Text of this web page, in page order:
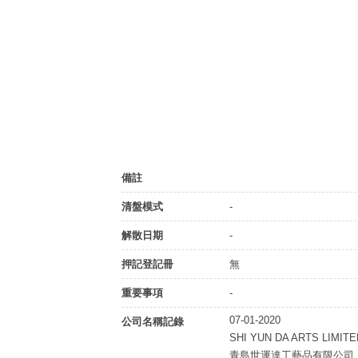
備註
清盤模式 -
解散日期 -
押記登記冊 無
重要事項 -
公司名稱記錄
07-01-2020
SHI YUN DA ARTS
青島世運達工藝品有限公司